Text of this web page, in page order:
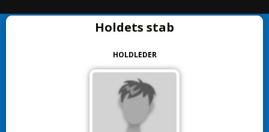
Holdets stab
HOLDLEDER